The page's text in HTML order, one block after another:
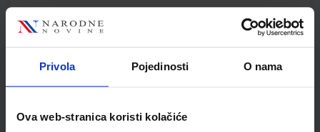
Privola Pojedinosti O nama
Ova web-stranica koristi kolačiće
MOJA POVIJEST 8; udžbenik za Povijest za 8. razred osnovne
škole
Autor(i):Benčić Božić Host Malnar Miljević Pavić Petričević
Nakladnik: ALKA SCRIPT d.o.o. Registarski broj ministarstva:
SKU:569183
ŠIFRA OMOTA: 500431